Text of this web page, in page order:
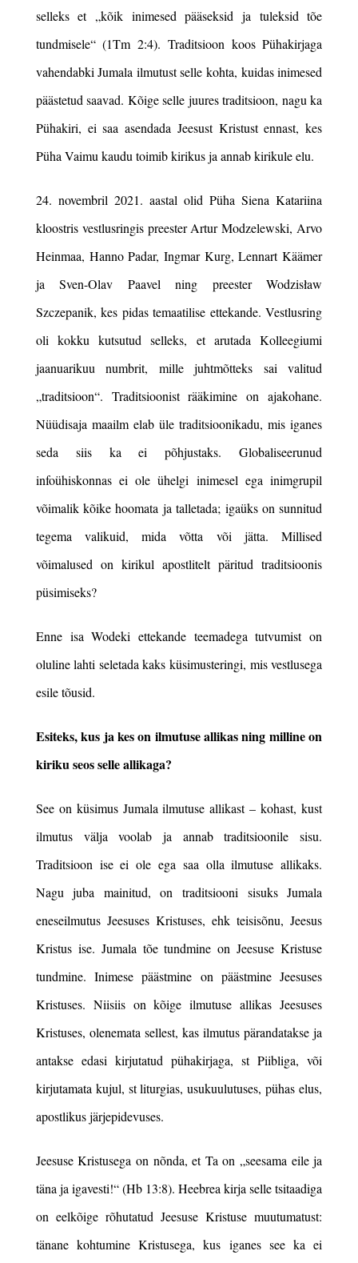
selleks et „kõik inimesed pääseksid ja tuleksid tõe
tundmisele“ (1Tm 2:4). Traditsioon koos Pühakirjaga
vahendabki Jumala ilmutust selle kohta, kuidas inimesed
päästetud saavad. Kõige selle juures traditsioon, nagu ka
Pühakiri, ei saa asendada Jeesust Kristust ennast, kes
Püha Vaimu kaudu toimib kirikus ja annab kirikule elu.
24. novembril 2021. aastal olid Püha Siena Katariina
kloostris vestlusringis preester ArturModzelewski, Arvo
Heinmaa, Hanno Padar, Ingmar Kurg, Lennart Käämer
ja Sven-Olav Paavel ning preesterWodzisław
Szczepanik, kes pidas temaatilise ettekande. Vestlusring
oli kokku kutsutud selleks, et arutada Kolleegiumi
jaanuarikuu numbrit, mille juhtmõtteks sai valitud
„traditsioon“. Traditsioonist rääkimine on ajakohane.
Nüüdisaja maailm elab üle traditsioonikadu, mis iganes
seda siis ka ei põhjustaks. Globaliseerunud
infoühiskonnas ei ole ühelgi inimesel ega inimgrupil
võimalik kõike hoomata ja talletada; igaüks on sunnitud
tegema valikuid, mida võtta või jätta. Millised
võimalused on kirikul apostlitelt päritud traditsioonis
püsimiseks?
Enne isa Wodeki ettekande teemadega tutvumist on
oluline lahti seletada kaks küsimusteringi, mis vestlusega
esile tõusid.
Esiteks, kus ja kes on ilmutuse allikas ning milline on
kiriku seos selle allikaga?
See on küsimus Jumala ilmutuse allikast – kohast, kust
ilmutus välja voolab ja annab traditsioonile sisu.
Traditsioon ise ei ole ega saa olla ilmutuse allikaks.
Nagu juba mainitud, on traditsiooni sisuks Jumala
eneseilmutus Jeesuses Kristuses, ehk teisisõnu, Jeesus
Kristus ise. Jumala tõe tundmine on Jeesuse Kristuse
tundmine. Inimese päästmine on päästmine Jeesuses
Kristuses. Niisiis on kõige ilmutuse allikas Jeesuses
Kristuses, olenemata sellest, kas ilmutus pärandatakse ja
antakse edasi kirjutatud pühakirjaga, st Piibliga, või
kirjutamata kujul, st liturgias, usukuulutuses, pühas elus,
apostlikus järjepidevuses.
Jeesuse Kristusega on nõnda, et Ta on „seesama eile ja
täna ja igavesti!“ (Hb 13:8). Heebrea kirja selle tsitaadiga
on eelkõige rõhutatud Jeesuse Kristuse muutumatust:
tänane kohtumine Kristusega, kus iganes see ka ei